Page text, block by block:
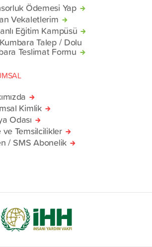
Ödemesi Yap
Vekaletlerim
Eğitim Kampüsü
Talep / Dolu
Teslimat Formu
Kimlik
Odası
ve Temsilcilikler
/ SMS Abonelik